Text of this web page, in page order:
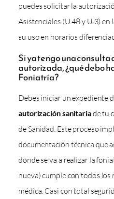
puedes solicitar la
Asistenciales (U.48 y U.3) en
su uso en horarios
Si ya tengo una
autorizada, ¿qué debo
Foniatría?
Debes iniciar un expediente
autorización sanitariade tu
de Sanidad. Este proceso
documentación técnica que
donde se va a realizar la
nueva) cumple con todos
médica. Casi con total